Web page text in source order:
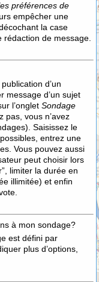
préférences de
empêcher une
la case
de message.
d’un
message d’un sujet
l’onglet Sondage
pas, vous n’avez
Saisissez le
entrez une
Vous pouvez aussi
peut choisir lors
limiter la durée en
illimitée) et enfin
à mon sondage?
est défini par
plus d’options,